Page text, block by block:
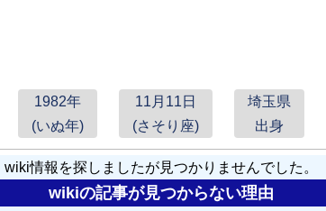
1982年
(いぬ年)
11月11日
(さそり座)
埼玉県
出身
wiki情報を探しましたが見つかりませんでした。
wikiの記事が見つからない理由